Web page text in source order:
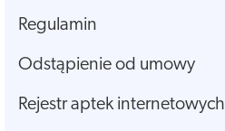
Regulamin
Odstąpienie od umowy
Rejestr aptek internetowych